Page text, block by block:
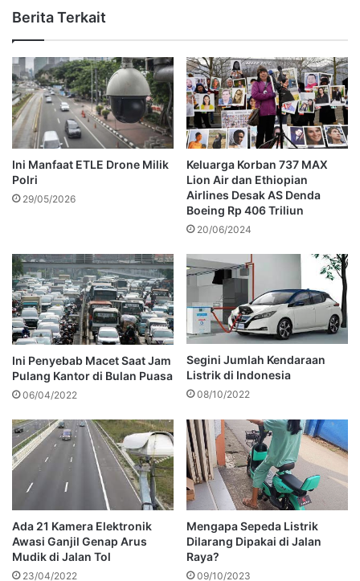
Berita Terkait
Ini Manfaat ETLE Drone Milik
Polri
29/05/2026
Keluarga Korban 737 MAX
Lion Air dan Ethiopian
Airlines Desak AS Denda
Boeing Rp 406 Triliun
20/06/2024
Ini Penyebab Macet Saat Jam
Pulang Kantor di Bulan Puasa
06/04/2022
Segini Jumlah Kendaraan
Listrik di Indonesia
08/10/2022
Ada 21 Kamera Elektronik
Awasi Ganjil Genap Arus
Mudik di Jalan Tol
23/04/2022
Mengapa Sepeda Listrik
Dilarang Dipakai di Jalan
Raya?
09/10/2023